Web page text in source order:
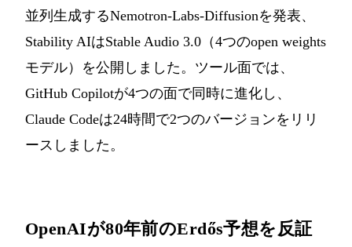
並列生成するNemotron-Labs-Diffusionを発表、
Stability AIはStable Audio 3.0（4つのopen weights
モデル）を公開しました。ツール面では、
GitHub Copilotが4つの面で同時に進化し、
Claude Codeは24時間で2つのバージョンをリリ
ースしました。
OpenAIが80年前のErdős予想を反証